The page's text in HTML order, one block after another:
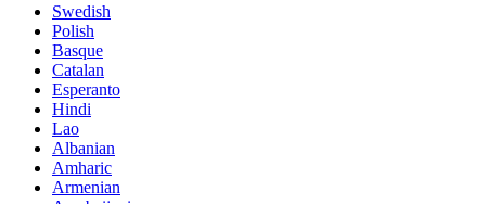
Swedish
Polish
Basque
Catalan
Esperanto
Hindi
Lao
Albanian
Amharic
Armenian